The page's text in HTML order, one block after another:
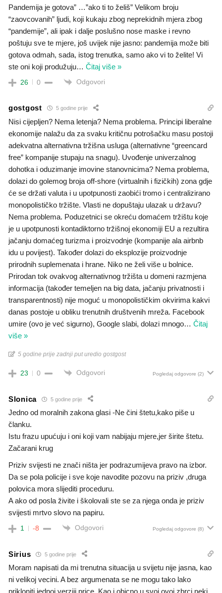
Pandemija je gotova” …”ako ti to želiš” Velikom broju
“zaovcovanih” ljudi, koji kukaju zbog neprekidnih mjera zbog
“pandemije”, ali ipak i dalje poslušno nose maske i revno
poštuju sve te mjere, još uvijek nije jasno: pandemija može biti
gotova odmah, sada, istog trenutka, samo ako vi to želite! Vi
ste oni koji produžuju… Čitaj više »
26 0 Odgovori
gostgost 5 godine prije
Nisi cijepljen? Nema letenja? Nema problema. Principi liberalne
ekonomije nalažu da za svaku kritičnu potrošačku masu postoji
adekvatna alternativna tržišna usluga (alternativne “greencard
free” kompanije stupaju na snagu). Uvođenje univerzalnog
dohotka i oduzimanje imovine stanovnicima? Nema problema,
dolazi do golemog broja off-shore (virtualnih i fizičkih) zona gdje
će se držati valuta i u upotpunosti zaobići tromo i centralizirano
monopolističko tržište. Vlasti ne dopuštaju ulazak u državu?
Nema problema. Poduzetnici se okreću domaćem tržištu koje
je u upotpunosti kontadiktorno tržišnoj ekonomiji EU a rezultira
jačanju domaćeg turizma i proizvodnje (kompanije ala airbnb
idu u povijest). Također dolazi do eksplozije proizvodnje
prirodnih suplemenata i hrane. Niko ne želi više u bolnice.
Prirodan tok ovakvog alternativnog tržišta u domeni razmjena
informacija (također temeljen na big data, jačanju privatnosti i
transparentnosti) nije moguć u monopolističkim okvirima kakvi
danas postoje u obliku trenutnih društvenih mreža. Facebook
umire (ovo je već sigurno), Google slabi, dolazi mnogo… Čitaj
više »
5 godine prije zadnji put uredio gostgost
23 0 Odgovori Pogledaj odgovore (2)
Slonica 5 godine prije
Jedno od moralnih zakona glasi -Ne čini štetu,kako piše u
članku.
Istu frazu upućuju i oni koji vam nabijaju mjere,jer širite štetu.
Začarani krug
Priziv svijesti ne znači ništa jer podrazumijeva pravo na izbor.
Da se pola policije i sve koje navodite pozovu na priziv ,druga
polovica mora slijediti proceduru.
A ako od posla živite i školovali ste se za njega onda je priziv
svijesti mrtvo slovo na papiru.
1 -8 Odgovori Pogledaj odgovore (8)
Sirius 5 godine prije
Moram napisati da mi trenutna situacija u svijetu nije jasna, kao
ni velikoj vecini. A bez argumenata se ne mogu tako lako